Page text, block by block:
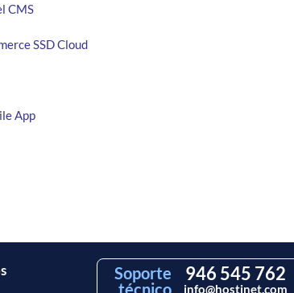
CMS
SSD Cloud
App
Soporte
técnico
946 545 762
info@hostinet.com